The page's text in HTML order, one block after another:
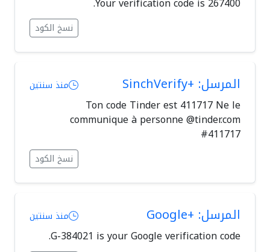
نسخ الكود
المرسل: +SinchVerify منذ سنتين
Ton code Tinder est 411717 Ne le
communique à personne @tinder.com
#411717
نسخ الكود
المرسل: +Google منذ سنتين
G-384021 is your Google verification code.